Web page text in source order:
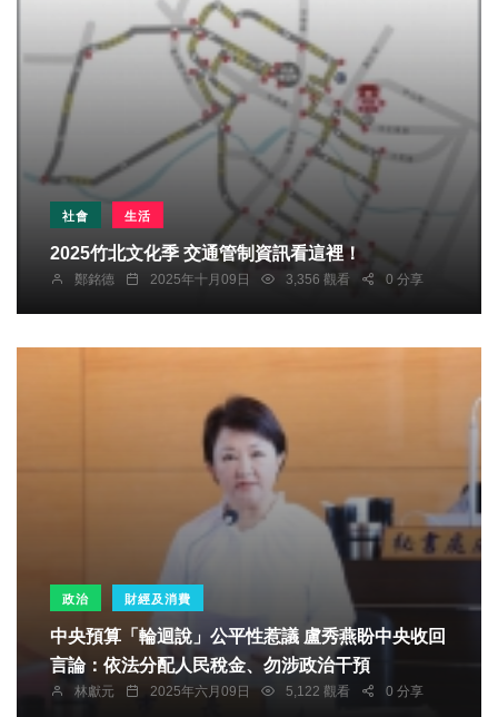
社會 生活
2025竹北文化季 交通管制資訊看這裡！
鄭銘德 2025年十月09日 3,356 觀看 0 分享
政治 財經及消費
中央預算「輪迴說」公平性惹議 盧秀燕盼中央收回
言論：依法分配人民稅金、勿涉政治干預
林獻元 2025年六月09日 5,122 觀看 0 分享